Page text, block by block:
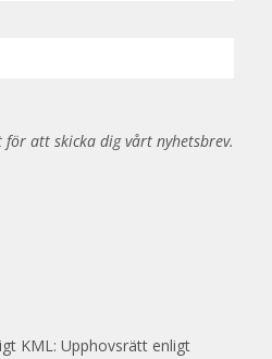
för att skicka dig vårt nyhetsbrev.
KML: Upphovsrätt enligt